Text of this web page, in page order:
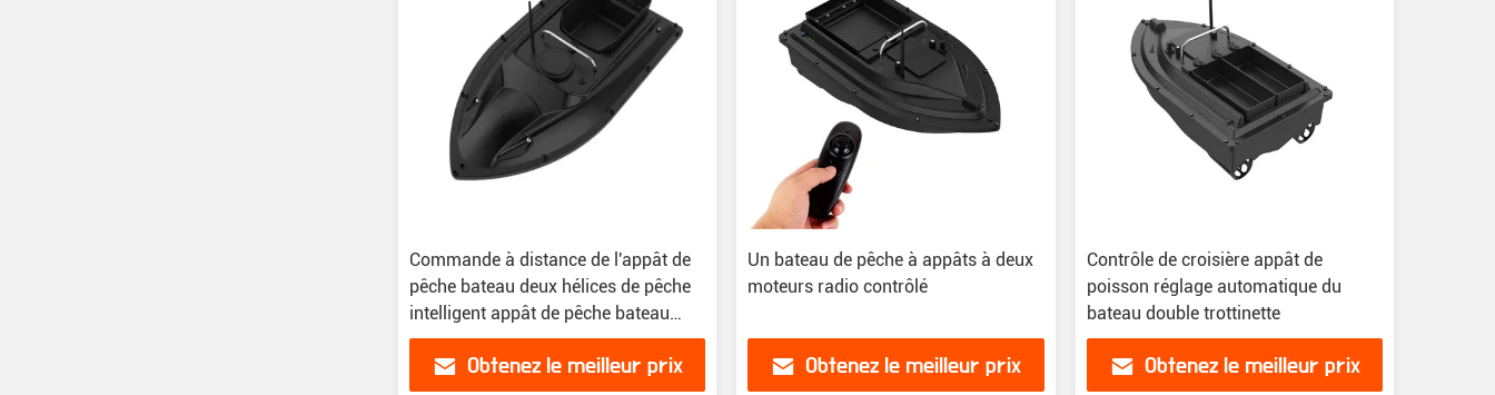
Commande à distance de l'appât de
pêche bateau deux hélices de pêche
intelligent appât de pêche bateau
deux moteurs
Obtenez le meilleur prix
Un bateau de pêche à appâts à deux
moteurs radio contrôlé
Obtenez le meilleur prix
Contrôle de croisière appât de
poisson réglage automatique du
bateau double trottinette
Obtenez le meilleur prix